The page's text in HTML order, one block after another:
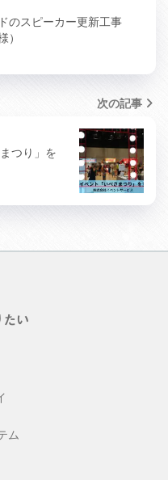
のスピーカー更新工事
）
次の記事
つり」を
たい
ム